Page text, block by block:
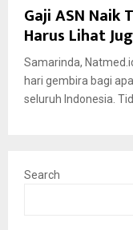
Gaji ASN Naik
Harus Lihat
Samarinda,
hari gembira bagi
seluruh Indonesia.
Search